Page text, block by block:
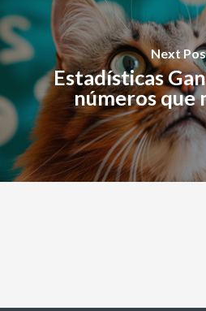
Next
Estadísticas
números que